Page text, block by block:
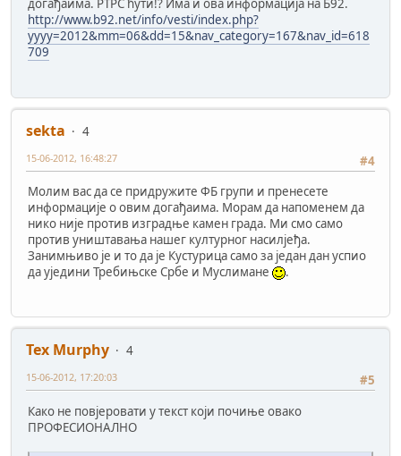
догађаима. РТРС ћути!? Има и ова информација на Б92.
http://www.b92.net/info/vesti/index.php?
yyyy=2012&mm=06&dd=15&nav_category=167&nav_id=618
709
sekta
4
#4
15-06-2012, 16:48:27
Молим вас да се придружите ФБ групи и пренесете
информације о овим догађаима. Морам да напоменем да
нико није против изградње камен града. Ми смо само
против уништавања нашег културног насилјеђа.
Занимњиво је и то да је Кустурица само за један дан успио
да уједини Требињске Србе и Муслимане
.
Tex Murphy
4
#5
15-06-2012, 17:20:03
Како не повјеровати у текст који почиње овако
ПРОФЕСИОНАЛНО